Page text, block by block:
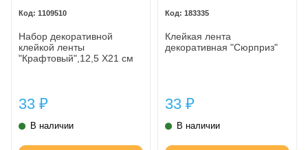
1109510
Набор декоративной
клейкой ленты
"Крафтовый",12,5 Х21 см
33 ₽
В наличии
183335
Клейкая лента
декоративная "Сюрприз"
33 ₽
В наличии